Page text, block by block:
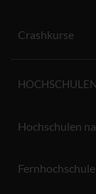
Crashkurse
HOCHSCHULEN
Hochschulen